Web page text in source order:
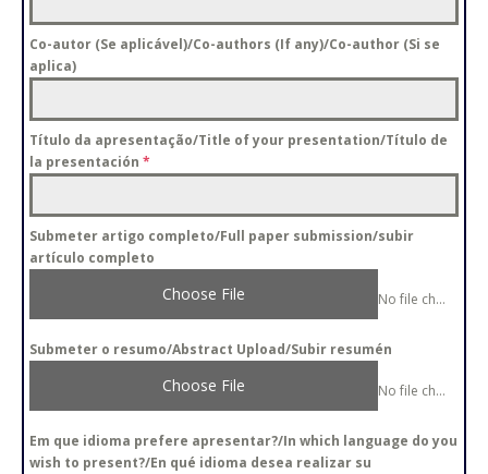
Co-autor (Se aplicável)/Co-authors (If any)/Co-author (Si se
aplica)
Título da apresentação/Title of your presentation/Título de
la presentación *
Submeter artigo completo/Full paper submission/subir
artículo completo
Choose File No file chosen
Submeter o resumo/Abstract Upload/Subir resumén
Choose File No file chosen
Em que idioma prefere apresentar?/In which language do you
wish to present?/En qué idioma desea realizar su